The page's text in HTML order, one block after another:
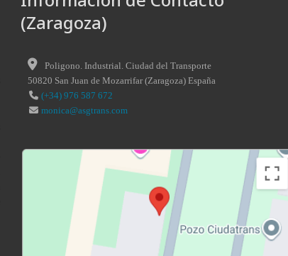
(Zaragoza)
Poligono. Industrial. Ciudad del Transporte
50820 San Juan de Mozarrifar(Zaragoza) España
(+34) 976 587 672
monica@asgtrans.com